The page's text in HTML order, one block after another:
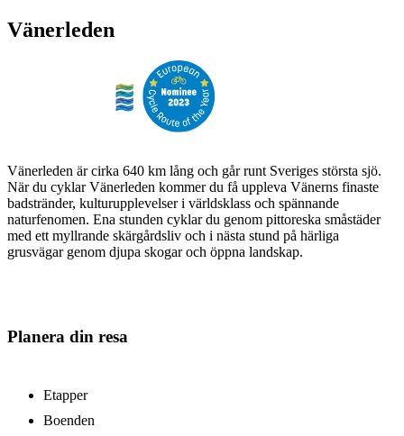
Vänerleden
Vänerleden är cirka 640 km lång och går runt Sveriges största sjö.
När du cyklar Vänerleden kommer du få uppleva Vänerns finaste
badstränder, kulturupplevelser i världsklass och spännande
naturfenomen. Ena stunden cyklar du genom pittoreska småstäder
med ett myllrande skärgårdsliv och i nästa stund på härliga
grusvägar genom djupa skogar och öppna landskap.
Planera din resa
Etapper
Boenden